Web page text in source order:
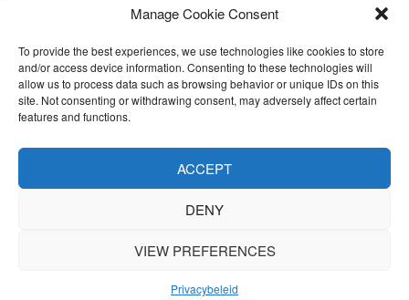
Manage Cookie Consent
To provide the best experiences, we use technologies like cookies to store
and/or access device information. Consenting to these technologies will
allow us to process data such as browsing behavior or unique IDs on this
site. Not consenting or withdrawing consent, may adversely affect certain
features and functions.
ACCEPT
DENY
VIEW PREFERENCES
Privacybeleid
Rijswijk (Gld) 2 december 2024
Dikbillen sieren de troon op schaamteloos Leste Merte in
Druten 8 november 2024